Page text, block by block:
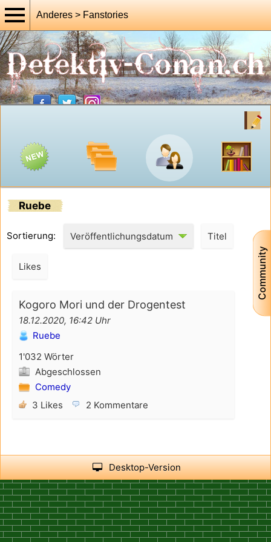
Anderes > Fanstories
Community
Ruebe
Sortierung: Veröffentlichungsdatum Titel
Likes
Kogoro Mori und der Drogentest
18.12.2020, 16:42 Uhr
Ruebe
1'032 Wörter
Abgeschlossen
Comedy
3 Likes
2 Kommentare
Desktop-Version